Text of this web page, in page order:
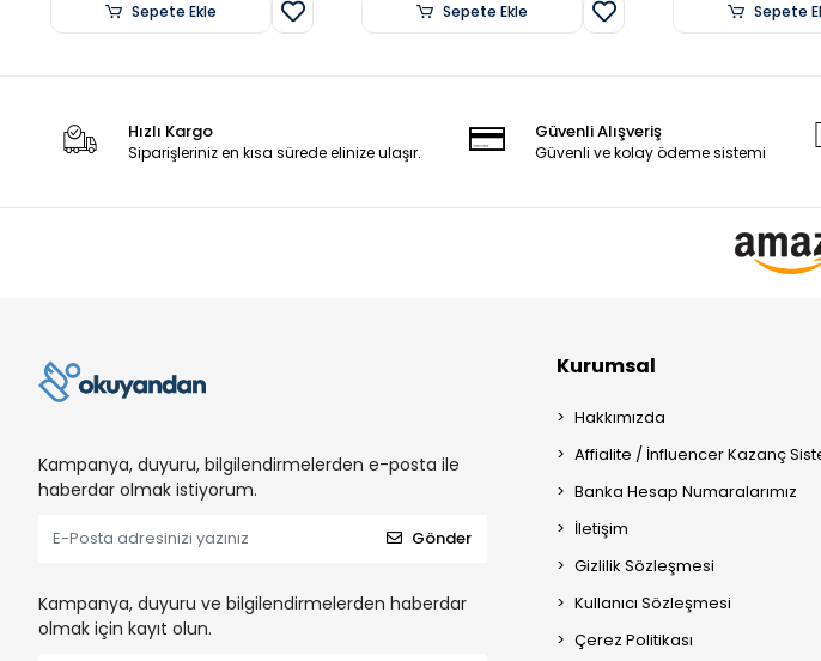
Sepete Ekle Sepete Ekle Sepete
Hızlı Kargo
Siparişleriniz en kısa sürede elinize ulaşır.
Güvenli Alışveriş
Güvenli ve kolay ödeme sistemi
Kampanya, duyuru, bilgilendirmelerden e-posta ile
haberdar olmak istiyorum.
Gönder
Kampanya, duyuru ve bilgilendirmelerden haberdar
olmak için kayıt olun.
Kurumsal
Hakkımızda
Affialite / İnfluencer Kazanç
Banka Hesap Numaralarımız
İletişim
Gizlilik Sözleşmesi
Kullanıcı Sözleşmesi
Çerez Politikası